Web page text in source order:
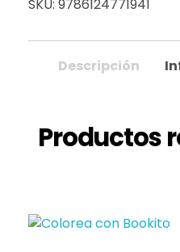
SKU: 9786124771941
Descripción
Productos